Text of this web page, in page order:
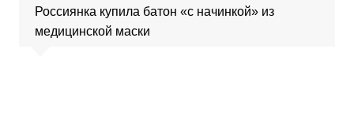
Россиянка купила батон «с начинкой» из
медицинской маски